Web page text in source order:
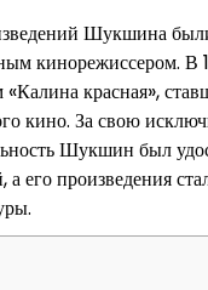
Шукшина
кинорежиссером. В
красная»,
кино. За свою
Шукшин был
его произведения